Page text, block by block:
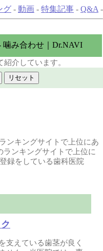
グ - 動画 - 特集記事 - Q&A -
噛み合わせ｜Dr.NAVI
介しています。
ンキングサイトで上位にあ
ランキングサイトで上位に
録をしている歯科医院
支えている歯茎が良く